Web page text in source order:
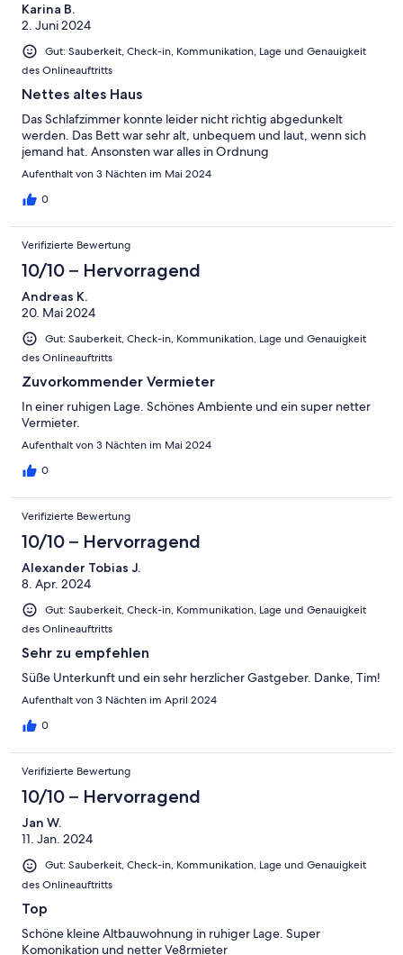
Karina B.
2. Juni 2024
Gut: Sauberkeit, Check-in, Kommunikation, Lage und Genauigkeit
des Onlineauftritts
Nettes altes Haus
Das Schlafzimmer konnte leider nicht richtig abgedunkelt
werden. Das Bett war sehr alt, unbequem und laut, wenn sich
jemand hat. Ansonsten war alles in Ordnung
Aufenthalt von 3 Nächten im Mai 2024
0
Verifizierte Bewertung
10/10 – Hervorragend
Andreas K.
20. Mai 2024
Gut: Sauberkeit, Check-in, Kommunikation, Lage und Genauigkeit
des Onlineauftritts
Zuvorkommender Vermieter
In einer ruhigen Lage. Schönes Ambiente und ein super netter
Vermieter.
Aufenthalt von 3 Nächten im Mai 2024
0
Verifizierte Bewertung
10/10 – Hervorragend
Alexander Tobias J.
8. Apr. 2024
Gut: Sauberkeit, Check-in, Kommunikation, Lage und Genauigkeit
des Onlineauftritts
Sehr zu empfehlen
Süße Unterkunft und ein sehr herzlicher Gastgeber. Danke, Tim!
Aufenthalt von 3 Nächten im April 2024
0
Verifizierte Bewertung
10/10 – Hervorragend
Jan W.
11. Jan. 2024
Gut: Sauberkeit, Check-in, Kommunikation, Lage und Genauigkeit
des Onlineauftritts
Top
Schöne kleine Altbauwohnung in ruhiger Lage. Super
Komonikation und netter Ve8rmieter